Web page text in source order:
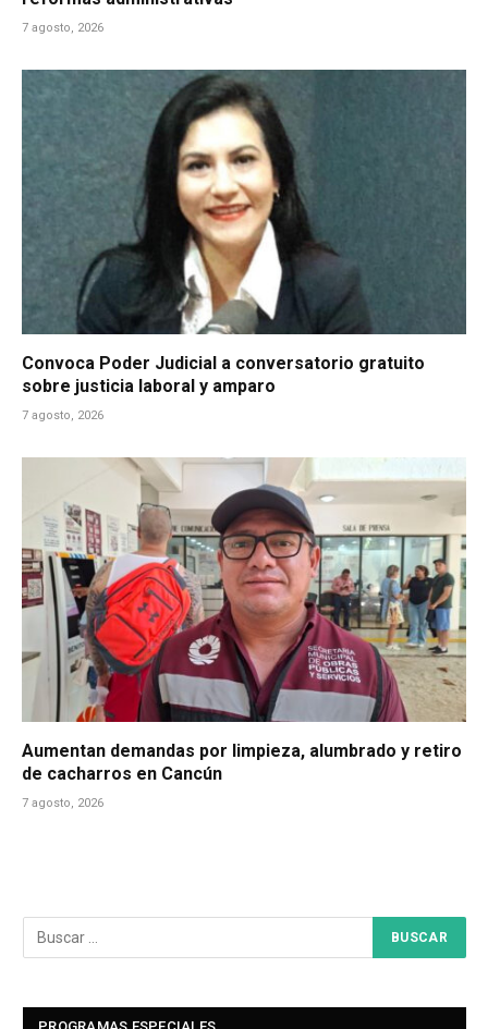
7 agosto, 2026
Convoca Poder Judicial a conversatorio gratuito
sobre justicia laboral y amparo
7 agosto, 2026
Aumentan demandas por limpieza, alumbrado y retiro
de cacharros en Cancún
7 agosto, 2026